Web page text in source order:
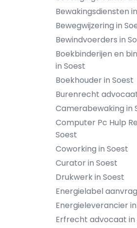
Bewakingsdiensten
Bewegwijzering in
Bewindvoerders in
Boekbinderijen en
in Soest
Boekhouder in Soest
Burenrecht
Camerabewaking in
Computer Pc Hulp
Soest
Coworking in Soest
Curator in Soest
Drukwerk in Soest
Energielabel
Energieleverancier
Erfrecht advocaat in